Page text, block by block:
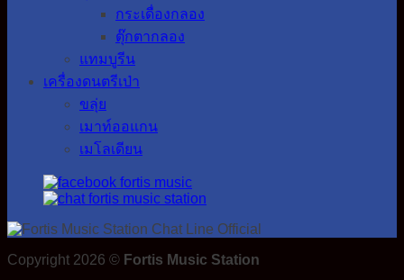
กระเดื่องกลอง
ตุ๊กตากลอง
แทมบูรีน
เครื่องดนตรีเป่า
ขลุ่ย
เมาท์ออแกน
เมโลเดียน
Copyright 2026 © Fortis Music Station